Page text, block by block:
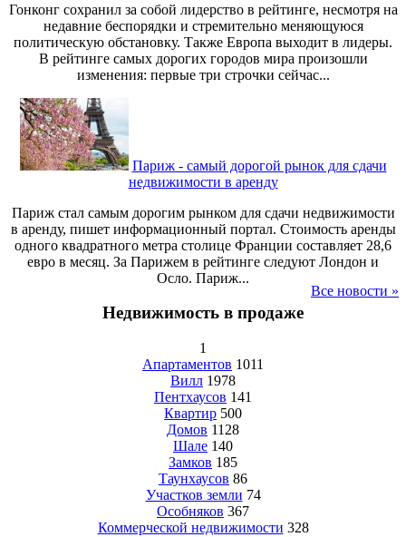
Гонконг сохранил за собой лидерство в рейтинге, несмотря на
недавние беспорядки и стремительно меняющуюся
политическую обстановку. Также Европа выходит в лидеры.
В рейтинге самых дорогих городов мира произошли
изменения: первые три строчки сейчас...
Париж - самый дорогой рынок для сдачи
недвижимости в аренду
Париж стал самым дорогим рынком для сдачи недвижимости
в аренду, пишет информационный портал. Стоимость аренды
одного квадратного метра столице Франции составляет 28,6
евро в месяц. За Парижем в рейтинге следуют Лондон и
Осло. Париж...
Все новости »
Недвижимость в продаже
1
Апартаментов 1011
Вилл 1978
Пентхаусов 141
Квартир 500
Домов 1128
Шале 140
Замков 185
Таунхаусов 86
Участков земли 74
Особняков 367
Коммерческой недвижимости 328